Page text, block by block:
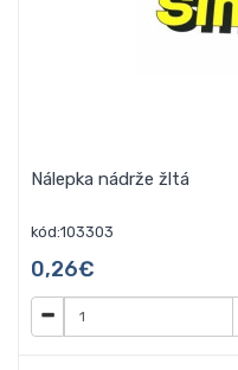
Nálepka nádrže žltá
kód:103303
0,26€